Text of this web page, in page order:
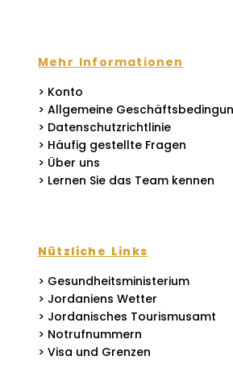
Mehr Informationen
> Konto
> Allgemeine
> Datenschutzrichtlinie
> Häufig gestellte Fragen
> Über uns
> Lernen Sie das Team kennen
Nützliche Links
> Gesundheitsministerium
> Jordaniens Wetter
> Jordanisches Tourismusamt
> Notrufnummern
> Visa und Grenzen